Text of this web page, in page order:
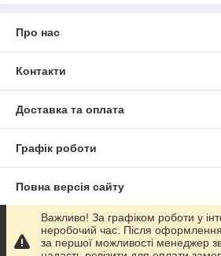
Про нас
Контакти
Доставка та оплата
Графік роботи
Повна версія сайту
Сайт створено на маркетплейсі
Важливо! За графіком роботи у
неробочий час. Після оформлення
за першої можливості менеджер